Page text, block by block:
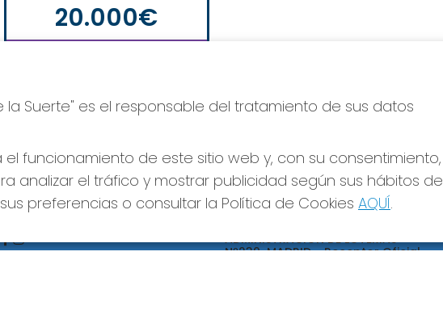
20.000€
REDES SOCIALES
ADMINISTRACION DE LOTERIAS
Nº239-MADRID - Receptor Oficial
la Suerte" es el responsable del tratamiento de sus datos
funcionamiento de este sitio web y, con su consentimiento,
analizar el tráfico y mostrar publicidad según sus hábitos de
sus preferencias o consultar la Política de Cookies AQUÍ.